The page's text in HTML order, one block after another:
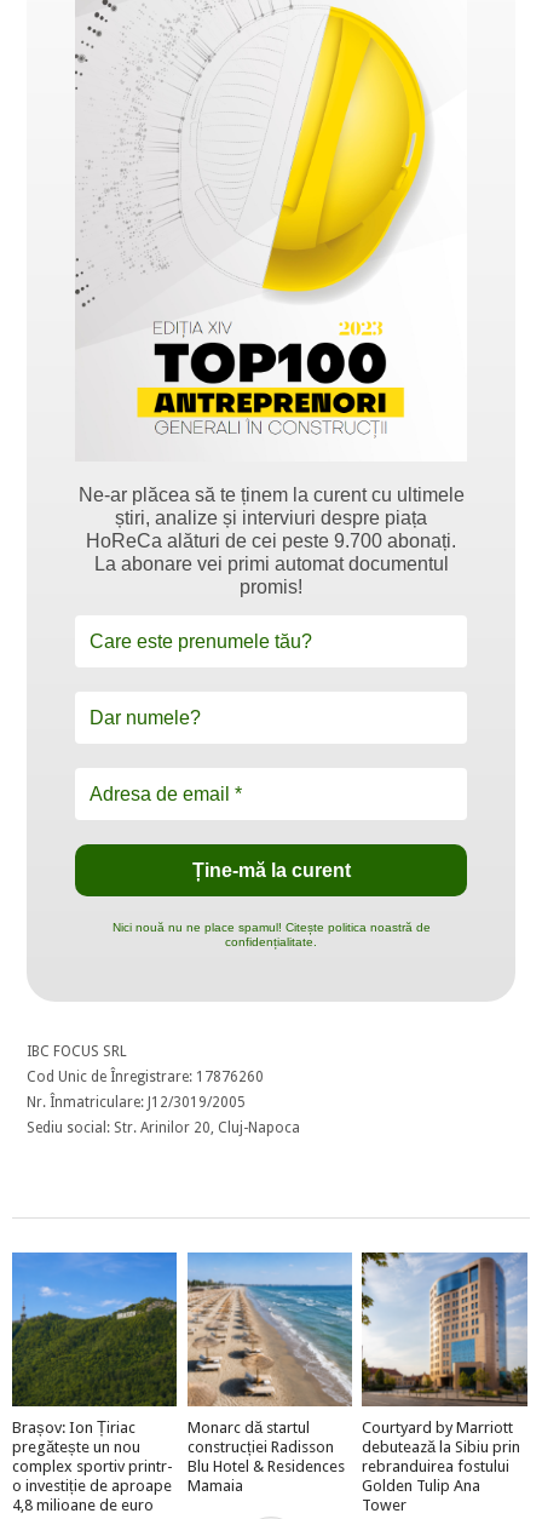
Ne-ar plăcea să te ținem la curent cu ultimele
știri, analize și interviuri despre piața
HoReCa alături de cei peste 9.700 abonați.
La abonare vei primi automat documentul
promis!
Nici nouă nu ne place spamul! Citește politica noastră de
confidențialitate.
IBC FOCUS SRL
Cod Unic de Înregistrare: 17876260
Nr. Înmatriculare: J12/3019/2005
Sediu social: Str. Arinilor 20, Cluj-Napoca
Brașov: Ion Țiriac
pregătește un nou
complex sportiv printr-
o investiție de aproape
4,8 milioane de euro
Monarc dă startul
construcției Radisson
Blu Hotel & Residences
Mamaia
Courtyard by Marriott
debutează la Sibiu prin
rebranduirea fostului
Golden Tulip Ana
Tower